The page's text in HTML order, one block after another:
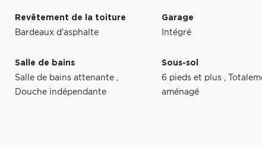
Revêtement de la toiture
Bardeaux d'asphalte
Garage
Intégré
Salle de bains
Salle de bains attenante ,
Douche indépendante
Sous-sol
6 pieds et plus ,
aménagé